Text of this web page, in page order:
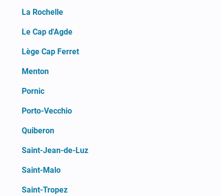
La Rochelle
Le Cap d'Agde
Lège Cap Ferret
Menton
Pornic
Porto-Vecchio
Quiberon
Saint-Jean-de-Luz
Saint-Malo
Saint-Tropez